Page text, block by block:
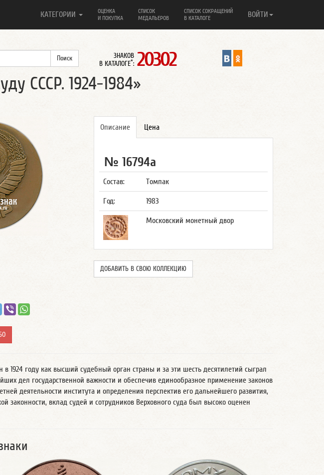
КАТЕГОРИИ
ОЦЕНКА
И ПОКУПКА
СПИСОК
МЕДАЛЬЕРОВ
СПИСОК СОКРАЩЕНИЙ
В КАТАЛОГЕ
ВОЙТИ
ЗНАКОВ
В КАТАЛОГЕ*: 20302
СССР. 1924-1984»
Описание Цена
№ 16794а
Состав: Томпак
Год: 1983
Московский монетный двор
ДОБАВИТЬ В СВОЮ КОЛЛЕКЦИЮ
1924 году как высший судебный орган страны и за эти шесть десятилетий сыграл
дел государственной важности и обеспечив единообразное применение законов
деятельности института и определения перспектив его дальнейшего развития,
законности, вклад судей и сотрудников Верховного суда был высоко оценен